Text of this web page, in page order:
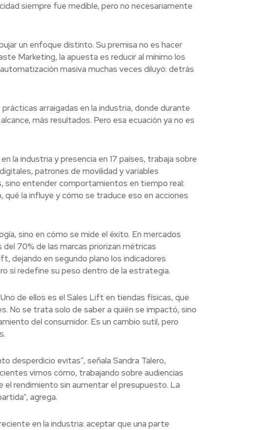
siempre fue medible, pero no necesariamente
un enfoque distinto. Su premisa no es hacer
Marketing, la apuesta es reducir al mínimo los
masiva muchas veces diluyó: detrás
arraigadas en la industria, donde durante
más resultados. Pero esa ecuación ya no es
la industria y presencia en 17 países, trabaja sobre
patrones de movilidad y variables
sino entender comportamientos en tiempo real:
la influye y cómo se traduce eso en acciones
sino en cómo se mide el éxito. En mercados
70% de las marcas priorizan métricas
dejando en segundo plano los indicadores
sí redefine su peso dentro de la estrategia.
de ellos es el Sales Lift en tiendas físicas, que
No se trata solo de saber a quién se impactó, sino
del consumidor. Es un cambio sutil, pero
desperdicio evitas”, señala Sandra Talero,
vimos cómo, trabajando sobre audiencias
rendimiento sin aumentar el presupuesto. La
agrega.
en la industria: aceptar que una parte